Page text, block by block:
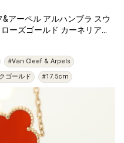
アーペル アルハンブラ スウ
ーズゴールド カーネリアン
#Van Cleef & Arpels
ゴールド #17.5cm